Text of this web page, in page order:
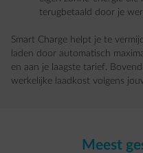
terugbetaald door je
Smart Charge helpt je te
laden door automatisch
en aan je laagste tarief.
werkelijke laadkost volgens
Meest